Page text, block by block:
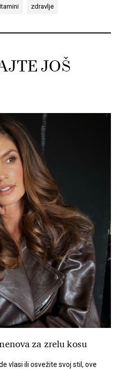
zdravlje
JOŠ
za zrelu kosu
vlasi ili osvežite svoj stil, ove